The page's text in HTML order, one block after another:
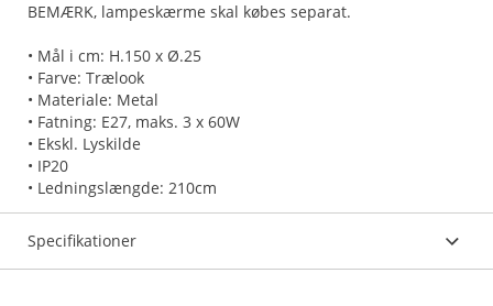
BEMÆRK, lampeskærme skal købes separat.
• Mål i cm: H.150 x Ø.25
• Farve: Trælook
• Materiale: Metal
• Fatning: E27, maks. 3 x 60W
• Ekskl. Lyskilde
• IP20
• Ledningslængde: 210cm
Specifikationer